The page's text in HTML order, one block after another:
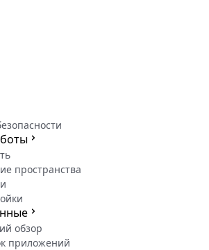
пространства
обзор
приложений